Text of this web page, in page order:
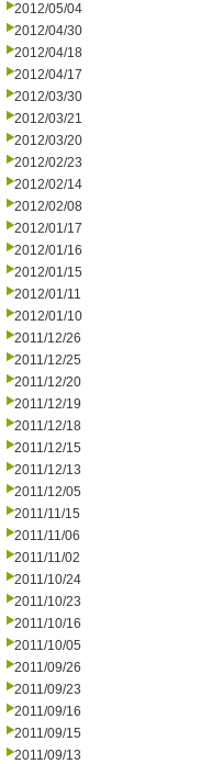
2012/05/04
2012/04/30
2012/04/18
2012/04/17
2012/03/30
2012/03/21
2012/03/20
2012/02/23
2012/02/14
2012/02/08
2012/01/17
2012/01/16
2012/01/15
2012/01/11
2012/01/10
2011/12/26
2011/12/25
2011/12/20
2011/12/19
2011/12/18
2011/12/15
2011/12/13
2011/12/05
2011/11/15
2011/11/06
2011/11/02
2011/10/24
2011/10/23
2011/10/16
2011/10/05
2011/09/26
2011/09/23
2011/09/16
2011/09/15
2011/09/13